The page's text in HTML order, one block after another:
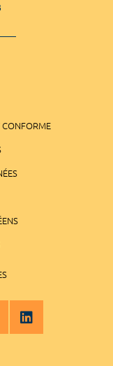
CONFORME